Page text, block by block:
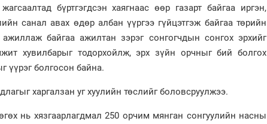
бүртгэгдсэн хаягнаас өөр газарт байгаа иргэн,
санал авах өдөр албан үүргээ гүйцэтгэж байгаа төрийн
байгаа ажилтан зэрэг сонгогчдын сонгох эрхийг
хувилбарыг тодорхойлж, эрх зүйн орчныг бий болгох
үүрэг болгосон байна.
харгалзан уг хуулийн төслийг боловсруулжээ.
нь хязгаарлагдмал 250 орчим мянган сонгуулийн насны